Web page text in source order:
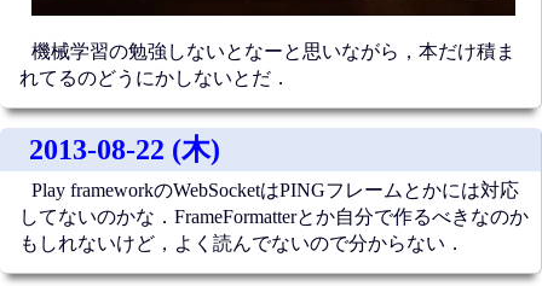
機械学習の勉強しないとなーと思いながら，本だけ積ま
れてるのどうにかしないとだ．
2013-08-22 (木)
Play frameworkのWebSocketはPINGフレームとかには対応
してないのかな．FrameFormatterとか自分で作るべきなのか
もしれないけど，よく読んでないので分からない．